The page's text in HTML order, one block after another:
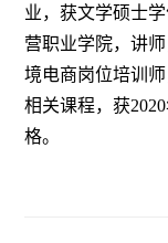
业，获文学硕士
营职业学院，讲
境电商岗位培训
相关课程，获
格。